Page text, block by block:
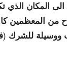
الى المكان الذي
من المعظمين
للشرك